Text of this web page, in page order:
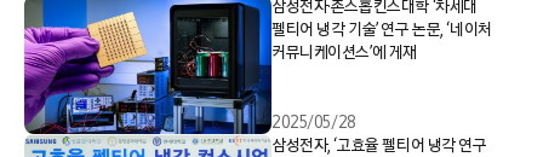
삼성전자·존스홉킨스대학 ‘차세대
펠티어 냉각 기술’ 연구 논문, ‘네이처
커뮤니케이션스’에 게재
2025/05/28
삼성전자, ‘고효율 펠티어 냉각 연구